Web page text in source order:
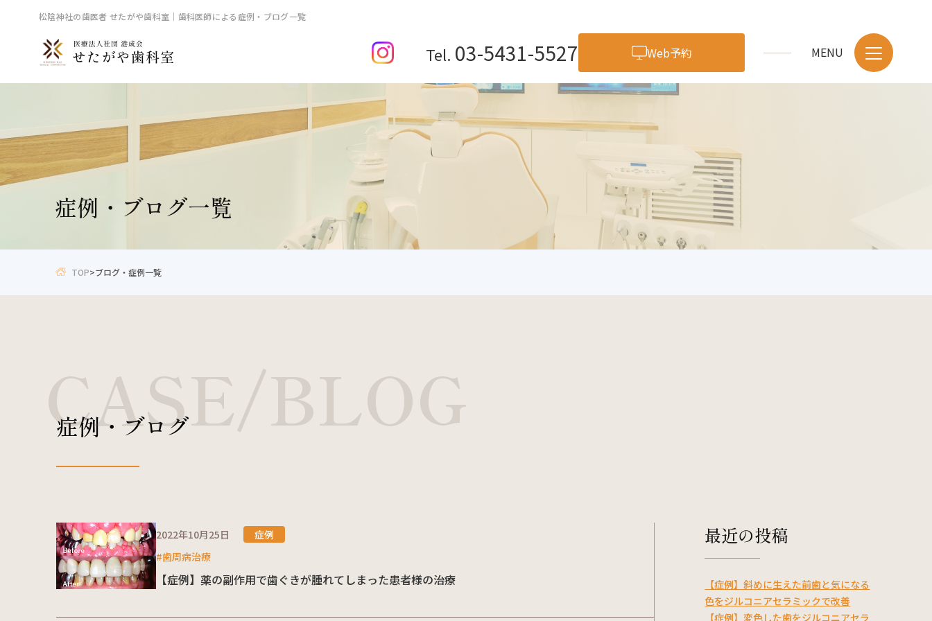
松陰神社の歯医者 せたがや歯科室｜歯科医師による症例・ブログ一覧
Tel. 03-5431-5527 Web予約
当院が選ばれる理由
料金表
採用情報
診療の流れ
症例・ブログ
お問い合わせ
一般歯科・根管治療 歯のクリーニング・予防 小児歯科
TOP>ブログ・症例一覧
症例・ブログ一覧
CASE/BLOG
症例・ブログ
2022年10月25日
症例
#歯周病治療
【症例】薬の副作用で歯ぐきが腫れてしまった患者様の治療
最近の投稿
【症例】斜めに生えた前歯と気になる
色をジルコニアセラミックで改善
【症例】変色した歯をジルコニアセラ